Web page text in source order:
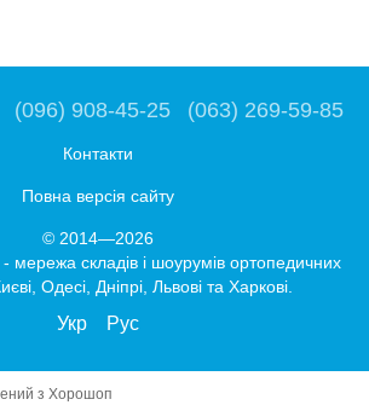
(096) 908-45-25 (063) 269-59-85
Контакти
Повна версія сайту
© 2014—2026
складів і шоурумів ортопедичних
Одесі, Дніпрі, Львові та Харкові.
Укр Рус
з Хорошоп